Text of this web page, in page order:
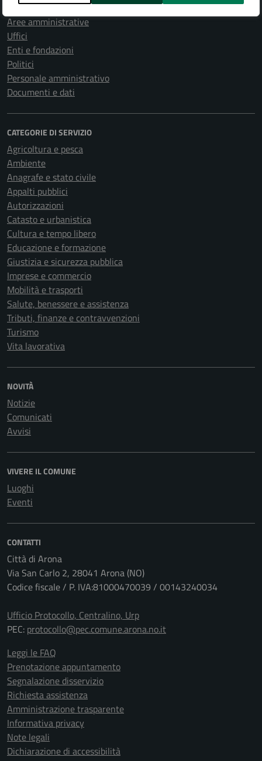
Organi di governo
Aree amministrative
Uffici
Enti e fondazioni
Politici
Personale amministrativo
Documenti e dati
CATEGORIE DI SERVIZIO
Agricoltura e pesca
Ambiente
Anagrafe e stato civile
Appalti pubblici
Autorizzazioni
Catasto e urbanistica
Cultura e tempo libero
Educazione e formazione
Giustizia e sicurezza pubblica
Imprese e commercio
Mobilità e trasporti
Salute, benessere e assistenza
Tributi, finanze e contravvenzioni
Turismo
Vita lavorativa
NOVITÀ
Notizie
Comunicati
Avvisi
VIVERE IL COMUNE
Luoghi
Eventi
CONTATTI
Città di Arona
Via San Carlo 2, 28041 Arona (NO)
Codice fiscale / P. IVA:81000470039 / 00143240034
Ufficio Protocollo, Centralino, Urp
PEC: protocollo@pec.comune.arona.no.it
Leggi le FAQ
Prenotazione appuntamento
Segnalazione disservizio
Richiesta assistenza
Amministrazione trasparente
Informativa privacy
Note legali
Dichiarazione di accessibilità